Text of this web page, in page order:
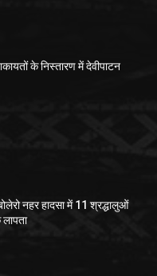
के निस्तारण में देवीपाटन
नहर हादसा में 11 श्रद्धालुओं
लापता